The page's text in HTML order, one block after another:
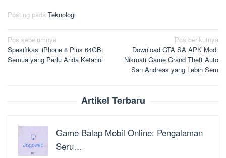
Posting pada Teknologi
Navigasi
pos
Pos sebelumnya
Spesifikasi iPhone 8 Plus 64GB:
Semua yang Perlu Anda Ketahui
Pos berikutnya
Download GTA SA APK Mod:
Nikmati Game Grand Theft Auto
San Andreas yang Lebih Seru
Artikel Terbaru
Game Balap Mobil Online: Pengalaman
Seru…